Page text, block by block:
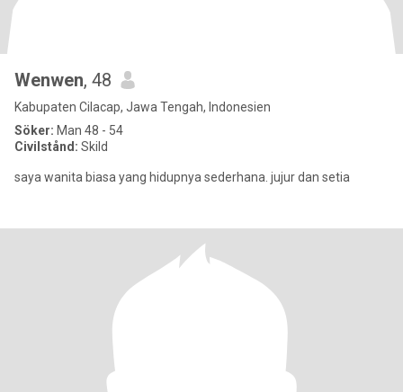
Wenwen, 48
Kabupaten Cilacap, Jawa Tengah, Indonesien
Söker: Man 48 - 54
Civilstånd: Skild
saya wanita biasa yang hidupnya sederhana. jujur dan setia